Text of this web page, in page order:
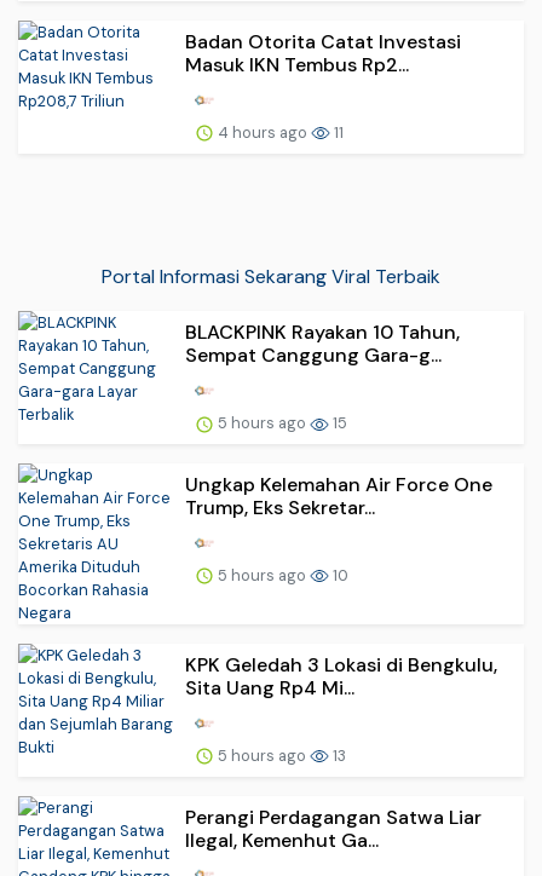
Badan Otorita Catat Investasi
Masuk IKN Tembus Rp2...
4 hours ago 11
Portal Informasi Sekarang Viral Terbaik
BLACKPINK Rayakan 10 Tahun,
Sempat Canggung Gara-g...
5 hours ago 15
Ungkap Kelemahan Air Force One
Trump, Eks Sekretar...
5 hours ago 10
KPK Geledah 3 Lokasi di Bengkulu,
Sita Uang Rp4 Mi...
5 hours ago 13
Perangi Perdagangan Satwa Liar
Ilegal, Kemenhut Ga...